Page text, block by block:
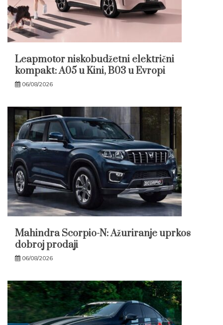
Leapmotor niskobudžetni električni
kompakt: A05 u Kini, B03 u Evropi
06/08/2026
Mahindra Scorpio-N: Ažuriranje uprkos
dobroj prodaji
06/08/2026